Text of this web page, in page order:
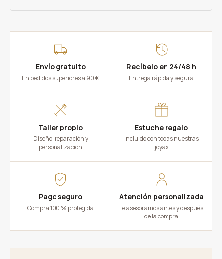
Envío gratuito
En pedidos superiores a 90 €
Recíbelo en 24/48 h
Entrega rápida y segura
Taller propio
Diseño, reparación y
personalización
Estuche regalo
Incluido con todas nuestras
joyas
Pago seguro
Compra 100 % protegida
Atención personalizada
Te asesoramos antes y después
de la compra